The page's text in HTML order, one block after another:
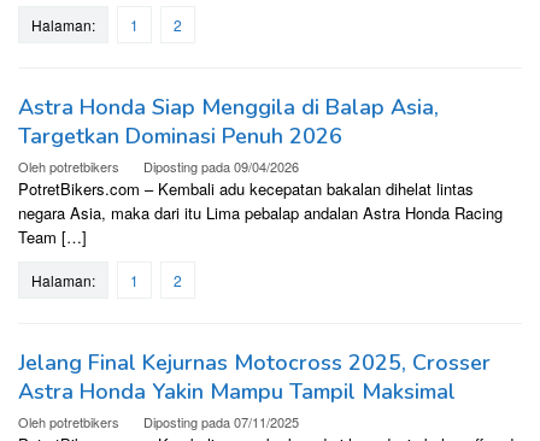
Halaman: 1 2
Astra Honda Siap Menggila di Balap Asia,
Targetkan Dominasi Penuh 2026
Olehpotretbikers Diposting pada09/04/2026
PotretBikers.com – Kembali adu kecepatan bakalan dihelat lintas
negara Asia, maka dari itu Lima pebalap andalan Astra Honda Racing
Team […]
Halaman: 1 2
Jelang Final Kejurnas Motocross 2025, Crosser
Astra Honda Yakin Mampu Tampil Maksimal
Olehpotretbikers Diposting pada07/11/2025